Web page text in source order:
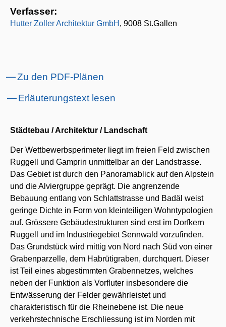
Verfasser:
Hutter Zoller Architektur GmbH , 9008 St.Gallen
Zu den PDF-Plänen
Erläuterungstext lesen
Städtebau / Architektur / Landschaft
Der Wettbewerbsperimeter liegt im freien Feld zwischen
Ruggell und Gamprin unmittelbar an der Landstrasse.
Das Gebiet ist durch den Panoramablick auf den Alpstein
und die Alviergruppe geprägt. Die angrenzende
Bebauung entlang von Schlattstrasse und Badäl weist
geringe Dichte in Form von kleinteiligen Wohntypologien
auf. Grössere Gebäudestrukturen sind erst im Dorfkern
Ruggell und im Industriegebiet Sennwald vorzufinden.
Das Grundstück wird mittig von Nord nach Süd von einer
Grabenparzelle, dem Habrütigraben, durchquert. Dieser
ist Teil eines abgestimmten Grabennetzes, welches
neben der Funktion als Vorfluter insbesondere die
Entwässerung der Felder gewährleistet und
charakteristisch für die Rheinebene ist. Die neue
verkehrstechnische Erschliessung ist im Norden mit